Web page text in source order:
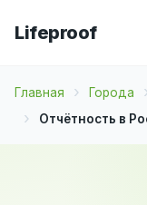
Lifeproof
Главная Города
Отчётность в